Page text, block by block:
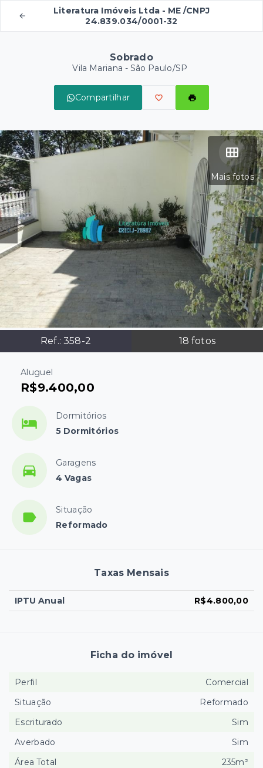
Literatura Imóveis Ltda - ME /CNPJ
24.839.034/0001-32
Sobrado
Vila Mariana - São Paulo/SP
Compartilhar
Mais fotos
Ref.: 358-2 18 fotos
Aluguel
R$9.400,00
Dormitórios
5 Dormitórios
Garagens
4 Vagas
Situação
Reformado
Taxas Mensais
IPTU Anual R$4.800,00
Ficha do imóvel
Perfil
Comercial
Situação
Reformado
Escriturado
Sim
Averbado
Sim
Área Total
235m²